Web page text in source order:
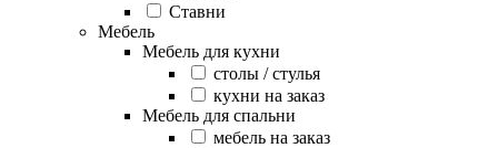
Ставни
Мебель
Мебель для кухни
столы / стулья
кухни на заказ
Мебель для спальни
мебель на заказ